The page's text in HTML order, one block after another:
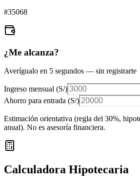
#35068
¿Me alcanza?
Averígualo en 5 segundos — sin registrarte
Ingreso mensual (S/)
Ahorro para entrada (S/)
Estimación orientativa (regla del 30%,
anual). No es asesoría financiera.
Calculadora Hipotecaria